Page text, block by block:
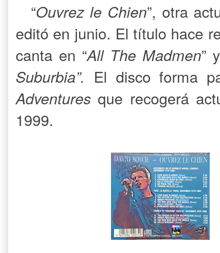
“Ouvrez le Chien”, otra
editó en junio. El título hace
canta en “All The Madmen”
Suburbia”. El disco forma
Adventures que recogerá
1999.